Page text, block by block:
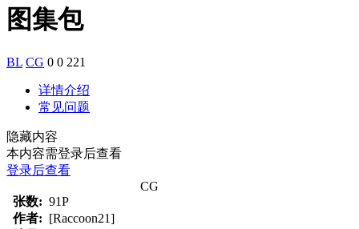
图集包
BL CG 0 0 221
详情介绍
常见问题
隐藏内容
本内容需登录后查看
登录后查看
CG
张数: 91P
作者: [Raccoon21]